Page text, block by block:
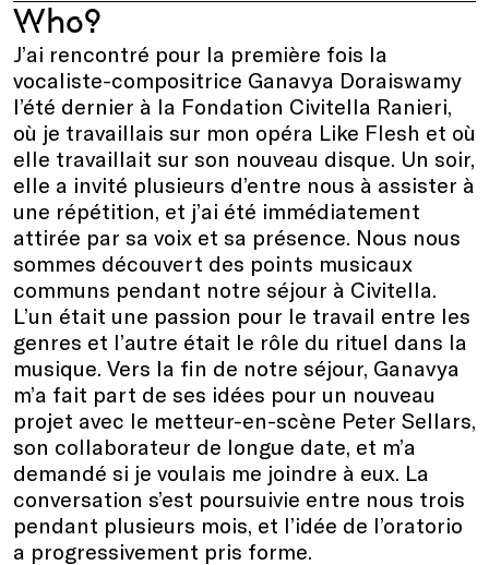
Who?
J’ai rencontré pour la première fois la
vocaliste-compositrice Ganavya Doraiswamy
l’été dernier à la Fondation Civitella Ranieri,
où je travaillais sur mon opéra Like Flesh et où
elle travaillait sur son nouveau disque. Un soir,
elle a invité plusieurs d’entre nous à assister à
une répétition, et j’ai été immédiatement
attirée par sa voix et sa présence. Nous nous
sommes découvert des points musicaux
communs pendant notre séjour à Civitella.
L’un était une passion pour le travail entre les
genres et l’autre était le rôle du rituel dans la
musique. Vers la fin de notre séjour, Ganavya
m’a fait part de ses idées pour un nouveau
projet avec le metteur-en-scène Peter Sellars,
son collaborateur de longue date, et m’a
demandé si je voulais me joindre à eux. La
conversation s’est poursuivie entre nous trois
pendant plusieurs mois, et l’idée de l’oratorio
a progressivement pris forme.